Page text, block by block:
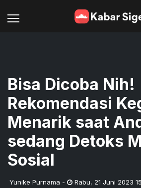
Bisa Dicoba Nih!
Rekomendasi
Menarik saat
sedang Detoks
Sosial
Yunike Purnama - Rabu, 21 Juni 2023